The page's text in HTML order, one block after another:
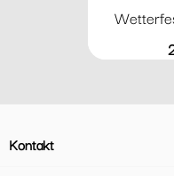
Kontakt